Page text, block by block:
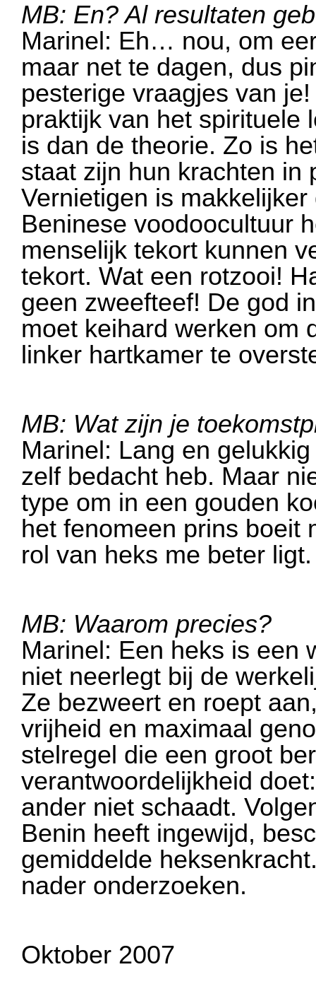
MB: En? Al resultaten
Marinel: Eh… nou, om
maar net te dagen, dus
pesterige vraagjes van
praktijk van het spirituele
is dan de theorie. Zo is
staat zijn hun krachten in
Vernietigen is
Beninese voodoocultuur
menselijk tekort kunnen
tekort. Wat een rotzooi!
geen zweefteef! De god
moet keihard werken om
linker hartkamer te
MB: Wat zijn je
Marinel: Lang en
zelf bedacht heb. Maar
type om in een gouden
het fenomeen prins boeit
rol van heks me beter ligt.
MB: Waarom precies?
Marinel: Een heks is een
niet neerlegt bij de
Ze bezweert en roept
vrijheid en maximaal
stelregel die een groot
verantwoordelijkheid
ander niet schaadt.
Benin heeft ingewijd,
gemiddelde
nader onderzoeken.
Oktober 2007